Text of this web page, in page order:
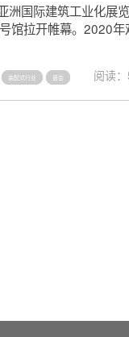
国际建筑工业化展
馆拉开帷幕。2020
装配式行业 盛会 阅读